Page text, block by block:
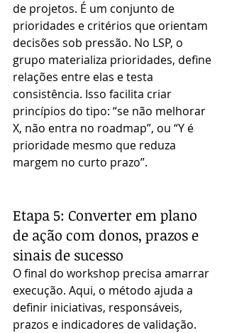
de projetos. É um conjunto de
prioridades e critérios que orientam
decisões sob pressão. No LSP, o
grupo materializa prioridades, define
relações entre elas e testa
consistência. Isso facilita criar
princípios do tipo: “se não melhorar
X, não entra no roadmap”, ou “Y é
prioridade mesmo que reduza
margem no curto prazo”.
Etapa 5: Converter em plano
de ação com donos, prazos e
sinais de sucesso
O final do workshop precisa amarrar
execução. Aqui, o método ajuda a
definir iniciativas, responsáveis,
prazos e indicadores de validação.